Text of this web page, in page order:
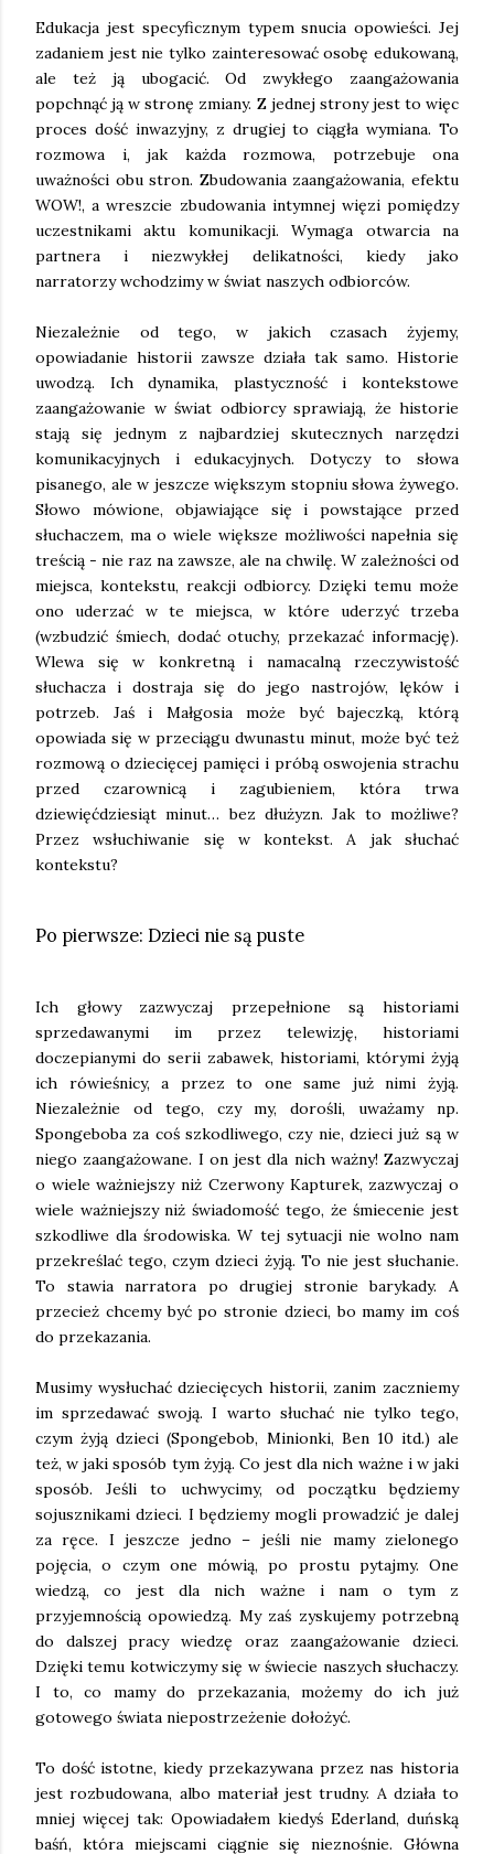
Edukacja jest specyficznym typem snucia opowieści. Jej
zadaniem jest nie tylko zainteresować osobę edukowaną,
ale też ją ubogacić. Od zwykłego zaangażowania
popchnąć ją w stronę zmiany. Z jednej strony jest to więc
proces dość inwazyjny, z drugiej to ciągła wymiana. To
rozmowa i, jak każda rozmowa, potrzebuje ona
uważności obu stron. Zbudowania zaangażowania, efektu
WOW!, a wreszcie zbudowania intymnej więzi pomiędzy
uczestnikami aktu komunikacji. Wymaga otwarcia na
partnera i niezwykłej delikatności, kiedy jako
narratorzy wchodzimy w świat naszych odbiorców.
Niezależnie od tego, w jakich czasach żyjemy,
opowiadanie historii zawsze działa tak samo. Historie
uwodzą. Ich dynamika, plastyczność i kontekstowe
zaangażowanie w świat odbiorcy sprawiają, że historie
stają się jednym z najbardziej skutecznych narzędzi
komunikacyjnych i edukacyjnych. Dotyczy to słowa
pisanego, ale w jeszcze większym stopniu słowa żywego.
Słowo mówione, objawiające się i powstające przed
słuchaczem, ma o wiele większe możliwości napełnia się
treścią - nie raz na zawsze, ale na chwilę. W zależności od
miejsca, kontekstu, reakcji odbiorcy. Dzięki temu może
ono uderzać w te miejsca, w które uderzyć trzeba
(wzbudzić śmiech, dodać otuchy, przekazać informację).
Wlewa się w konkretną i namacalną rzeczywistość
słuchacza i dostraja się do jego nastrojów, lęków i
potrzeb. Jaś i Małgosia może być bajeczką, którą
opowiada się w przeciągu dwunastu minut, może być też
rozmową o dziecięcej pamięci i próbą oswojenia strachu
przed czarownicą i zagubieniem, która trwa
dziewięćdziesiąt minut… bez dłużyzn. Jak to możliwe?
Przez wsłuchiwanie się w kontekst. A jak słuchać
kontekstu?
Po pierwsze: Dzieci nie są puste
Ich głowy zazwyczaj przepełnione są historiami
sprzedawanymi im przez telewizję, historiami
doczepianymi do serii zabawek, historiami, którymi żyją
ich rówieśnicy, a przez to one same już nimi żyją.
Niezależnie od tego, czy my, dorośli, uważamy np.
Spongeboba za coś szkodliwego, czy nie, dzieci już są w
niego zaangażowane. I on jest dla nich ważny! Zazwyczaj
o wiele ważniejszy niż Czerwony Kapturek, zazwyczaj o
wiele ważniejszy niż świadomość tego, że śmiecenie jest
szkodliwe dla środowiska. W tej sytuacji nie wolno nam
przekreślać tego, czym dzieci żyją. To nie jest słuchanie.
To stawia narratora po drugiej stronie barykady. A
przecież chcemy być po stronie dzieci, bo mamy im coś
do przekazania.
Musimy wysłuchać dziecięcych historii, zanim zaczniemy
im sprzedawać swoją. I warto słuchać nie tylko tego,
czym żyją dzieci (Spongebob, Minionki, Ben 10 itd.) ale
też, w jaki sposób tym żyją. Co jest dla nich ważne i w jaki
sposób. Jeśli to uchwycimy, od początku będziemy
sojusznikami dzieci. I będziemy mogli prowadzić je dalej
za ręce. I jeszcze jedno – jeśli nie mamy zielonego
pojęcia, o czym one mówią, po prostu pytajmy. One
wiedzą, co jest dla nich ważne i nam o tym z
przyjemnością opowiedzą. My zaś zyskujemy potrzebną
do dalszej pracy wiedzę oraz zaangażowanie dzieci.
Dzięki temu kotwiczymy się w świecie naszych słuchaczy.
I to, co mamy do przekazania, możemy do ich już
gotowego świata niepostrzeżenie dołożyć.
To dość istotne, kiedy przekazywana przez nas historia
jest rozbudowana, albo materiał jest trudny. A działa to
mniej więcej tak: Opowiadałem kiedyś Ederland, duńską
baśń, która miejscami ciągnie się nieznośnie. Główna